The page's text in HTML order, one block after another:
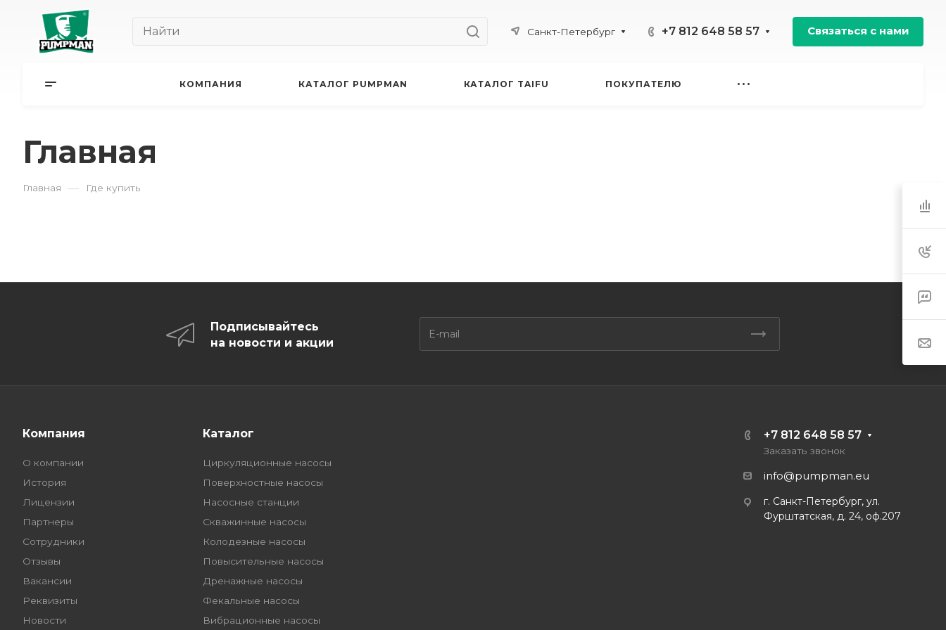
Санкт-Петербург +7 812 648 58 57 Связаться с нами
КОМПАНИЯ КАТАЛОГ PUMPMAN КАТАЛОГ TAIFU ПОКУПАТЕЛЮ
Главная
Главная — Где купить
Подписывайтесь
на новости и акции
Компания
О компании
История
Лицензии
Партнеры
Сотрудники
Отзывы
Вакансии
Реквизиты
Новости
Каталог
Циркуляционные насосы
Поверхностные насосы
Насосные станции
Скважинные насосы
Колодезные насосы
Повысительные насосы
Дренажные насосы
Фекальные насосы
Вибрационные насосы
+7 812 648 58 57
Заказать звонок
info@pumpman.eu
г. Санкт-Петербург, ул.
Фурштатская, д. 24, оф.207